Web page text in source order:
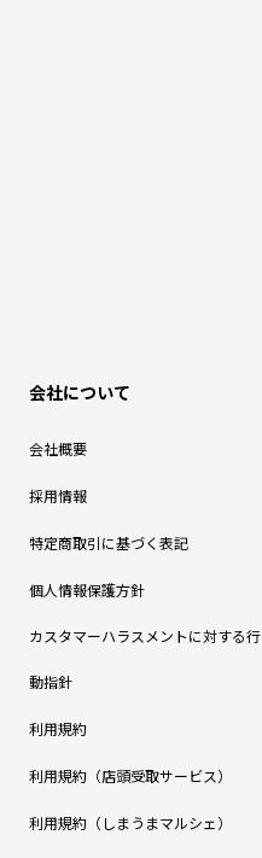
会社について
会社概要
採用情報
特定商取引に基づく表記
個人情報保護方針
カスタマーハラスメントに対する行
動指針
利用規約
利用規約（店頭受取サービス）
利用規約（しまうまマルシェ）